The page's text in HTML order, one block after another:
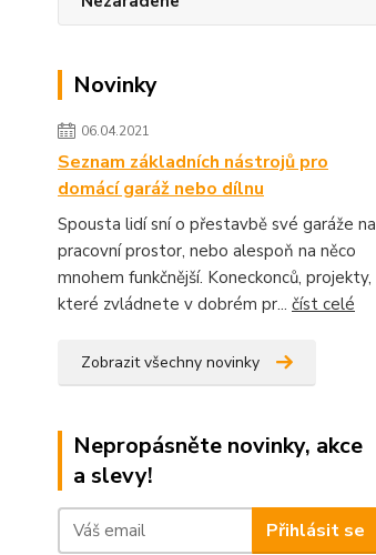
Novinky
06.04.2021
Seznam základních nástrojů pro
domácí garáž nebo dílnu
Spousta lidí sní o přestavbě své garáže na
pracovní prostor, nebo alespoň na něco
mnohem funkčnější. Koneckonců, projekty,
které zvládnete v dobrém pr... číst celé
Zobrazit všechny novinky
Nepropásněte novinky, akce
a slevy!
Přihlásit se